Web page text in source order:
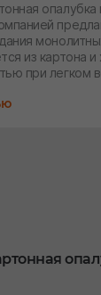
опалубка
из картона
при легком